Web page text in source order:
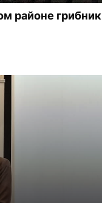
районе грибник